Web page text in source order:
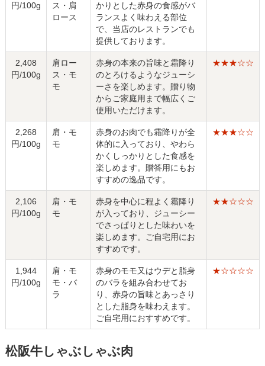
円/100g
ス・肩
ロース
かりとした赤身の食感がバ
ランスよく味わえる部位
で、当店のレストランでも
提供しております。
2,408
円/100g
肩ロー
ス・モ
モ
赤身の本来の旨味と霜降り
のとろけるようなジューシ
ーさを楽しめます。贈り物
からご家庭用まで幅広くご
使用いただけます。
★★★☆☆
2,268
円/100g
肩・モ
モ
赤身のお肉でも霜降りが全
体的に入っており、やわら
かくしっかりとした食感を
楽しめます。贈答用にもお
すすめの逸品です。
★★★☆☆
2,106
円/100g
肩・モ
モ
赤身を中心に程よく霜降り
が入っており、ジューシー
でさっぱりとした味わいを
楽しめます。ご自宅用にお
すすめです。
★★☆☆☆
1,944
円/100g
肩・モ
モ・バ
ラ
赤身のモモ又はウデと脂身
のバラを組み合わせてお
り、赤身の旨味とあっさり
とした脂身を味わえます。
ご自宅用におすすめです。
★☆☆☆☆
松阪牛しゃぶしゃぶ肉